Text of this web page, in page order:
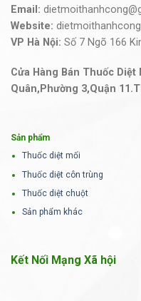
Email:
Website:
VP Hà Nội: Số 7 Ngõ 166
Cửa Hàng Bán Thuốc
Quân,Phường 3,Quận
Sản phẩm
Thuốc diệt mối
Thuốc diệt côn trùng
Thuốc diệt chuột
Sản phẩm khác
Kết Nối Mạng Xã hội